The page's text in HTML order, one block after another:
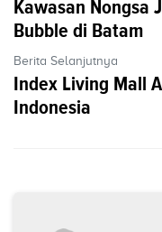
Kawasan Nongsa
Bubble di Batam
Berita Selanjutnya
Index Living Mall
Indonesia